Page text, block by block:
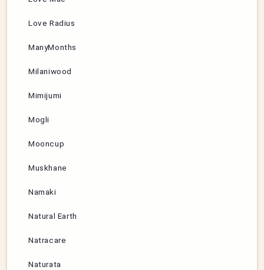
Love Radius
ManyMonths
Milaniwood
Mimijumi
Mogli
Mooncup
Muskhane
Namaki
Natural Earth
Natracare
Naturata